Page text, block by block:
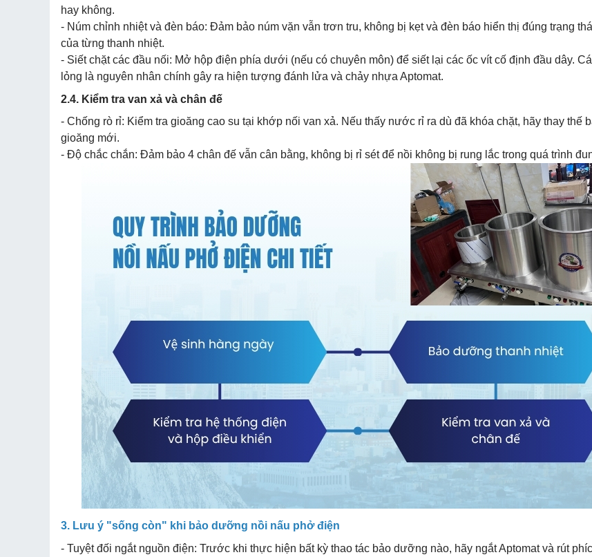
hay không.
- Núm chỉnh nhiệt và đèn báo: Đảm bảo núm vặn vẫn trơn tru, không bị kẹt và đèn báo hiển thị đúng trạng
của từng thanh nhiệt.
- Siết chặt các đầu nối: Mở hộp điện phía dưới (nếu có chuyên môn) để siết lại các ốc vít cố định đầu dây.
lỏng là nguyên nhân chính gây ra hiện tượng đánh lửa và chảy nhựa Aptomat.
2.4. Kiểm tra van xả và chân đế
- Chống rò rỉ: Kiểm tra gioăng cao su tại khớp nối van xả. Nếu thấy nước rỉ ra dù đã khóa chặt, hãy thay thế
gioăng mới.
- Độ chắc chắn: Đảm bảo 4 chân đế vẫn cân bằng, không bị rỉ sét để nồi không bị rung lắc trong quá trình
3. Lưu ý "sống còn" khi bảo dưỡng nồi nấu phở điện
- Tuyệt đối ngắt nguồn điện: Trước khi thực hiện bất kỳ thao tác bảo dưỡng nào, hãy ngắt Aptomat và rút